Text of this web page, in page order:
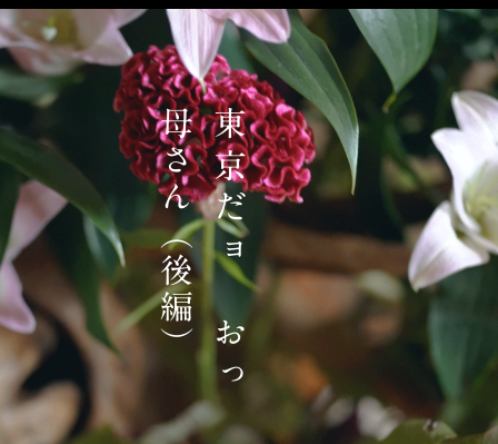
東
京
だ
ョ
お
っ
母
さ
ん
（
後
編
）